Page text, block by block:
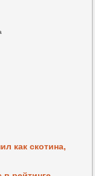
как скотина,